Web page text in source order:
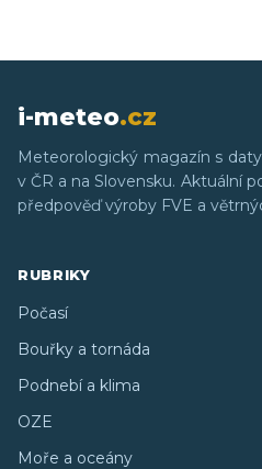
i-meteo.cz
Meteorologický magazín s
v ČR a na Slovensku. Aktuální
předpověď výroby FVE a
RUBRIKY
Počasí
Bouřky a tornáda
Podnebí a klima
OZE
Moře a oceány